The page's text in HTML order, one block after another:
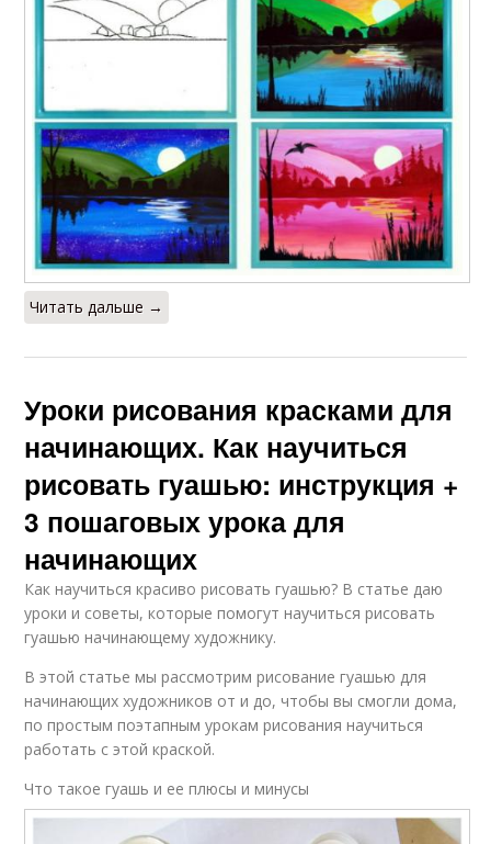
Читать дальше →
Уроки рисования красками для
начинающих. Как научиться
рисовать гуашью: инструкция +
3 пошаговых урока для
начинающих
Как научиться красиво рисовать гуашью? В статье даю
уроки и советы, которые помогут научиться рисовать
гуашью начинающему художнику.
В этой статье мы рассмотрим рисование гуашью для
начинающих художников от и до, чтобы вы смогли дома,
по простым поэтапным урокам рисования научиться
работать с этой краской.
Что такое гуашь и ее плюсы и минусы